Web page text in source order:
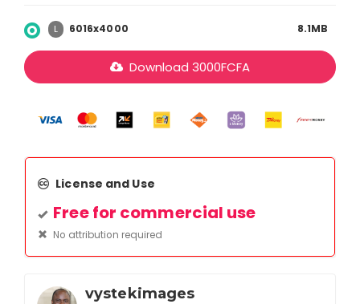
L 6016x4000 8.1MB
Download 3000FCFA
License and Use
Free for commercial use
No attribution required
vystekimages